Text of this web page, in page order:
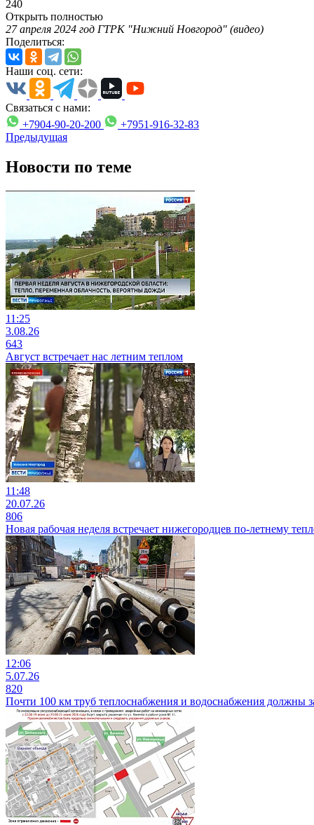
240
Открыть полностью
27 апреля 2024 год ГТРК "Нижний Новгород" (видео)
Поделиться:
Наши соц. сети:
Связаться с нами:
+7904-90-20-200
+7951-916-32-83
Предыдущая
Новости по теме
11:25
3.08.26
643
Август встречает нас летним теплом
11:48
20.07.26
806
Новая рабочая неделя встречает нижегородцев по-летнему
12:06
5.07.26
820
Почти 100 км труб теплоснабжения и водоснабжения должны